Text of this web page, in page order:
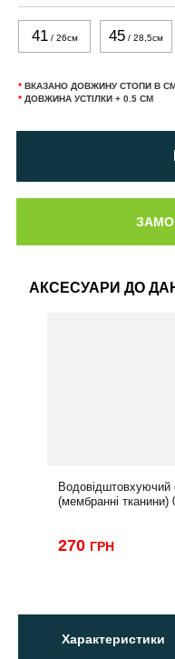
41/ 26см 45 / 28,5см
* ВКАЗАНО ДОВЖИНУ СТОПИ В
* ДОВЖИНА УСТІЛКИ + 0.5 СМ
АКСЕСУАРИ ДО
(мембранні тканини)
270 ГРН
Характеристики